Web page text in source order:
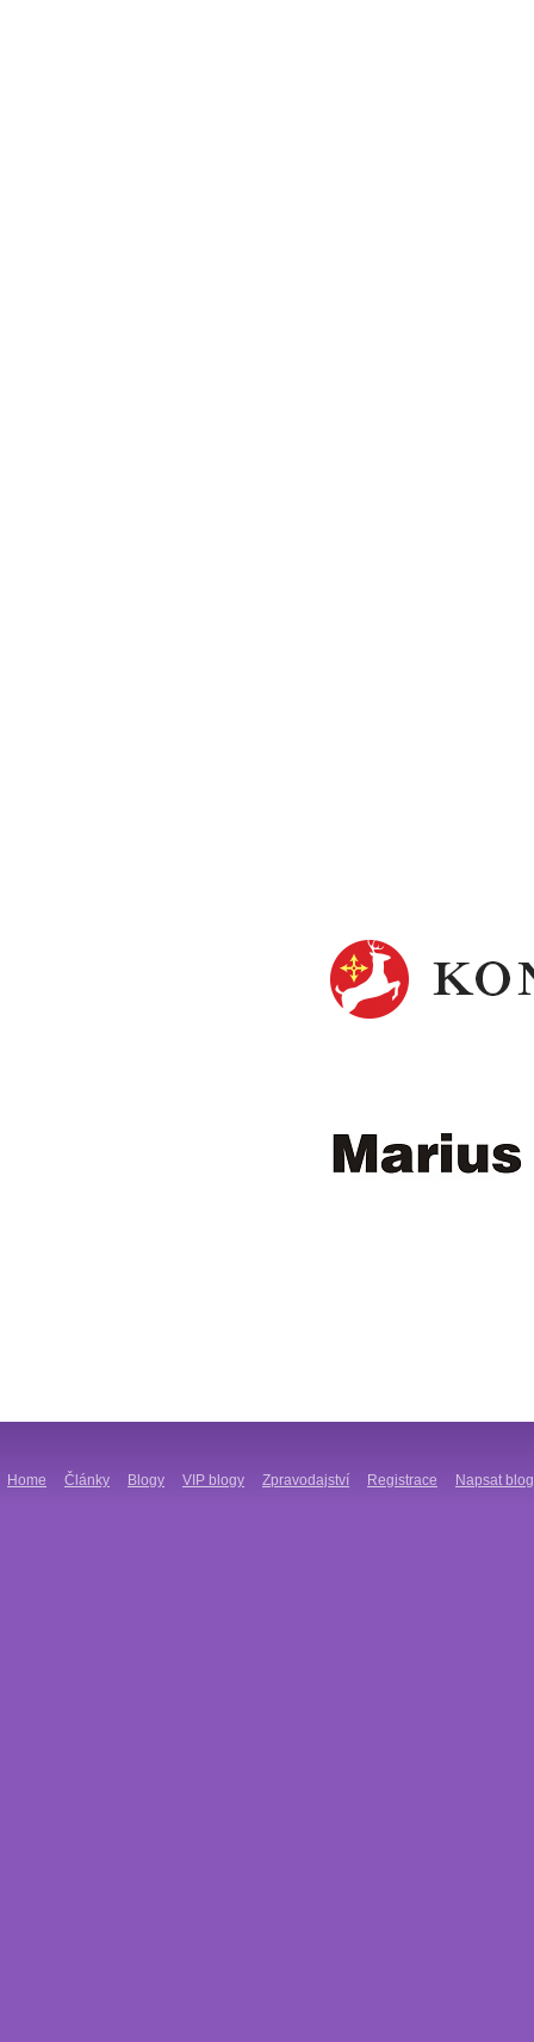
Home Články Blogy VIP blogy Zpravodajství Registrace Napsat blog